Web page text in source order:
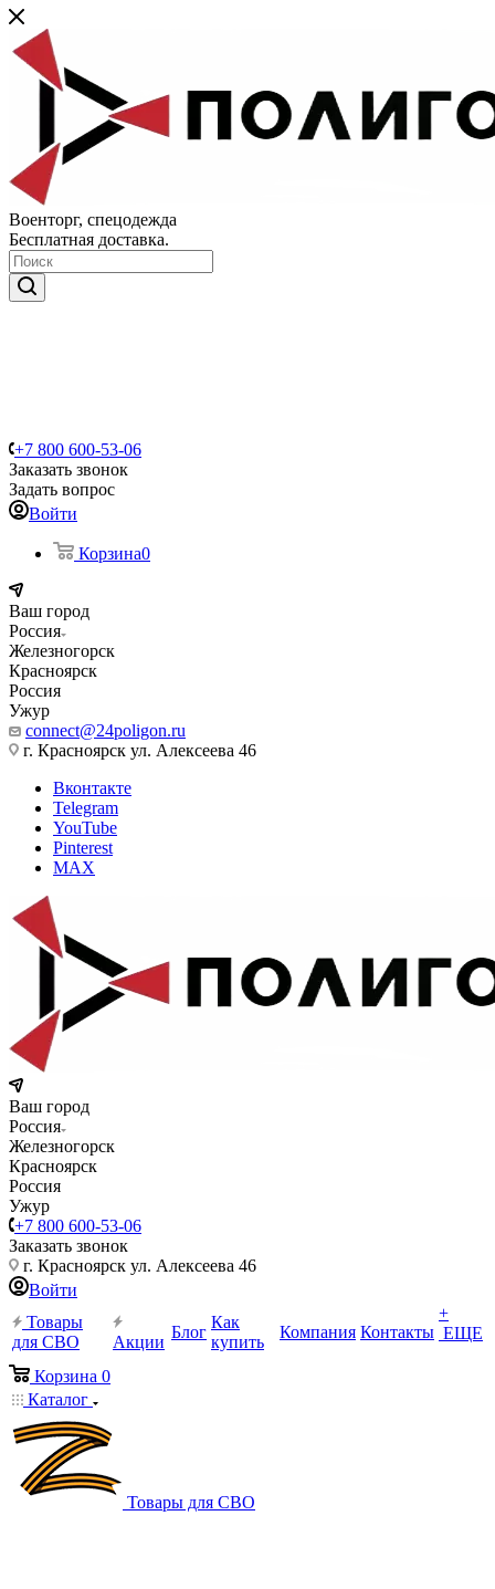
Военторг, спецодежда
Бесплатная доставка.
+7 800 600-53-06
Заказать звонок
Задать вопрос
Войти
Корзина0
Ваш город
Россия
Железногорск
Красноярск
Россия
Ужур
connect@24poligon.ru
г. Красноярск ул. Алексеева 46
Вконтакте
Telegram
YouTube
Pinterest
MAX
Ваш город
Россия
Железногорск
Красноярск
Россия
Ужур
+7 800 600-53-06
Заказать звонок
г. Красноярск ул. Алексеева 46
Войти
Товары
для СВО
Акции
Блог
Как
купить
Компания Контакты
+
ЕЩЕ
Корзина 0
Каталог
Товары для СВО